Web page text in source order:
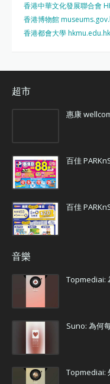
香港中華文化發展聯合會
香港博物館
香港都會大學 hkmu.edu.hk
超市
惠康
百佳
百佳
音樂
Topmediai:
Suno: 為何
Topmediai: